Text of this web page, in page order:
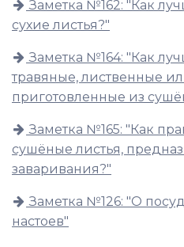
Заметка №162: "Как
сухие листья?"
Заметка №164: "Как
травяные, лиственные
приготовленные из
Заметка №165: "Как
сушёные листья,
заваривания?"
Заметка №126: "О
настоев"